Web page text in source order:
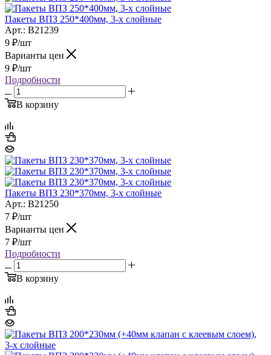
Пакеты ВПЗ 250*400мм, 3-х слойные
Арт.: B21239
9 ₽/шт
Варианты цен
9 ₽/шт
Подробности
В корзину
Пакеты ВПЗ 230*370мм, 3-х слойные
Арт.: B21250
7 ₽/шт
Варианты цен
7 ₽/шт
Подробности
В корзину